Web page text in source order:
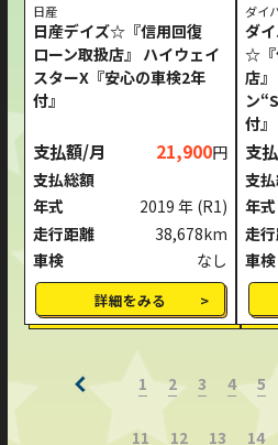
日産
日産デイズ☆『信用回復
ローン取扱店』 ハイウェイ
スターX『安心の車検2年
付』
支払額/月 21,900円
支払総額
年式
2019 年 (R1)
走行距離
38,678km
車検
なし
詳細をみる
ダイ
ダ
☆『
店
ン
付』
支
支
年式
走
車検
1 2 3 4 5
11 12 13 14